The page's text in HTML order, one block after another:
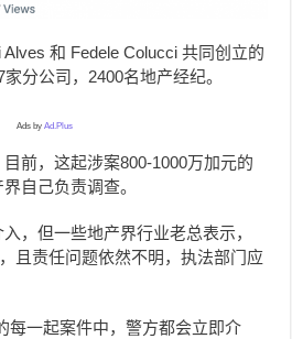
和 Fedele Colucci 共同创立的
分公司，2400名地产经纪。
Ads byAd.Plus
前，这起涉案800-1000万加元的
自己负责调查。
，但一些地产界行业老总表示，
且责任问题依然不明，执法部门应
每一起案件中，警方都会立即介